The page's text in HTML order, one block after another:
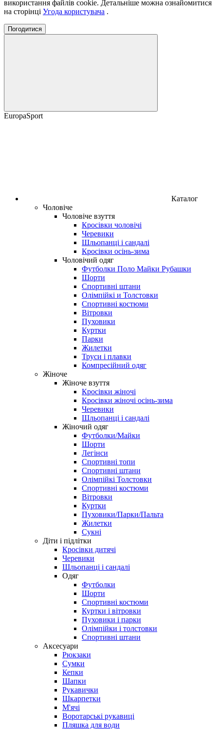
використання файлів cookie. Детальніше можна ознайомитися
на сторінці Угода користувача .
Погодитися
EuropaSport
Каталог
Чоловіче
Чоловіче взуття
Кросівки чоловічі
Черевики
Шльопанці і сандалі
Кросівки осінь-зима
Чоловічий одяг
Футболки Поло Майки Рубашки
Шорти
Спортивні штани
Олімпійкі и Толстовки
Спортивні костюми
Вітровки
Пуховики
Куртки
Парки
Жилетки
Труси і плавки
Компресійний одяг
Жіноче
Жіноче взуття
Кросівки жіночі
Кросівки жіночі осінь-зима
Черевики
Шльопанці і сандалі
Жіночий одяг
Футболки/Майки
Шорти
Легінси
Спортивні топи
Спортивні штани
Олімпійкі Толстовки
Спортивні костюми
Вітровки
Куртки
Пуховики/Парки/Пальта
Жилетки
Сукні
Діти і підлітки
Кросівки дитячі
Черевики
Шльопанці і сандалі
Одяг
Футболки
Шорти
Спортивні костюми
Куртки і вітровки
Пуховики і парки
Олімпійки і толстовки
Спортивні штани
Аксесуари
Рюкзаки
Сумки
Кепки
Шапки
Рукавички
Шкарпетки
М'ячі
Воротарські рукавиці
Пляшка для води